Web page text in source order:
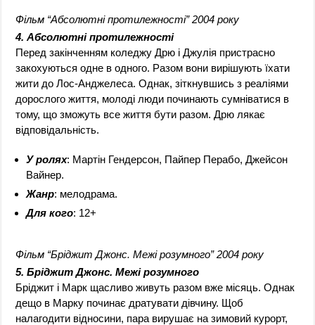
Фільм “Абсолютні протилежності” 2004 року
4. Абсолютні протилежності
Перед закінченням коледжу Дрю і Джулія пристрасно
закохуються одне в одного. Разом вони вирішують їхати
жити до Лос-Анджелеса. Однак, зіткнувшись з реаліями
дорослого життя, молоді люди починають сумніватися в
тому, що зможуть все життя бути разом. Дрю лякає
відповідальність.
У ролях: Мартін Гендерсон, Пайпер Перабо, Джейсон
Вайнер.
Жанр: мелодрама.
Для кого: 12+
Фільм “Бріджит Джонс. Межі розумного” 2004 року
5. Бріджит Джонс. Межі розумного
Бріджит і Марк щасливо живуть разом вже місяць. Однак
дещо в Марку починає дратувати дівчину. Щоб
налагодити відносини, пара вирушає на зимовий курорт,